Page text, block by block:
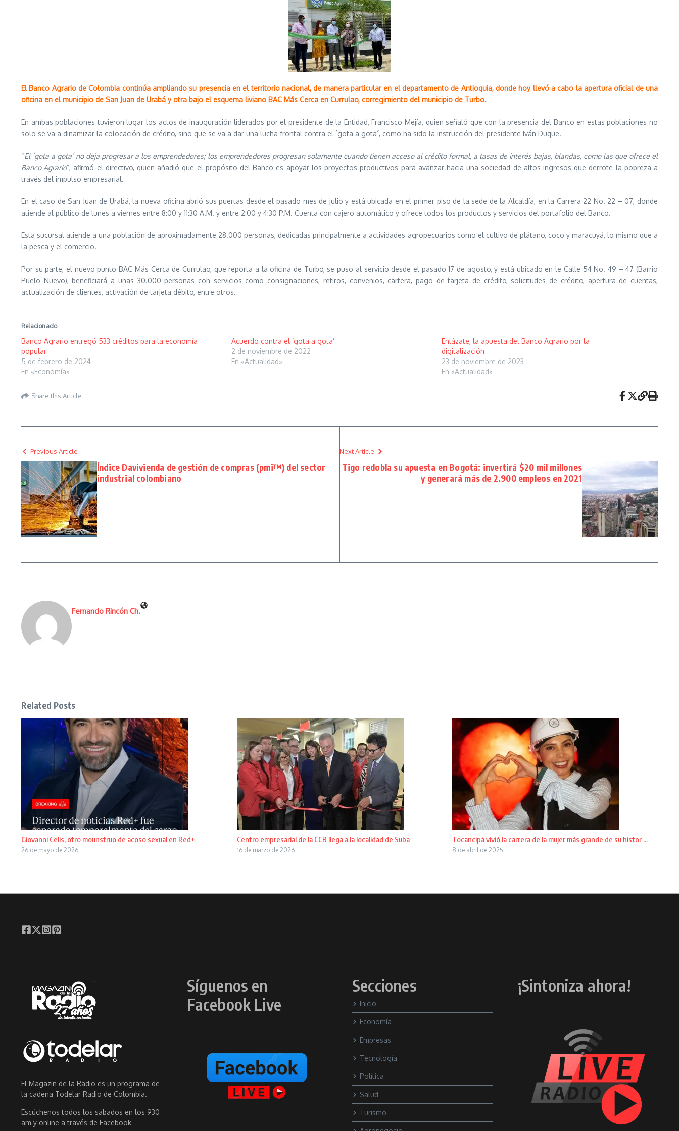
El Banco Agrario de Colombia continúa ampliando su presencia en el territorio nacional, de manera particular en el departamento de Antioquia, donde hoy llevó a cabo la apertura oficial de una
oficina en el municipio de San Juan de Urabá y otra bajo el esquema liviano BAC Más Cerca en Currulao, corregimiento del municipio de Turbo.
En ambas poblaciones tuvieron lugar los actos de inauguración liderados por el presidente de la Entidad, Francisco Mejía, quien señaló que con la presencia del Banco en estas poblaciones no
solo se va a dinamizar la colocación de crédito, sino que se va a dar una lucha frontal contra el ´gota a gota´, como ha sido la instrucción del presidente Iván Duque.
“El ´gota a gota´ no deja progresar a los emprendedores; los emprendedores progresan solamente cuando tienen acceso al crédito formal, a tasas de interés bajas, blandas, como las que ofrece el
Banco Agrario”, afirmó el directivo, quien añadió que el propósito del Banco es apoyar los proyectos productivos para avanzar hacia una sociedad de altos ingresos que derrote la pobreza a
través del impulso empresarial.
En el caso de San Juan de Urabá, la nueva oficina abrió sus puertas desde el pasado mes de julio y está ubicada en el primer piso de la sede de la Alcaldía, en la Carrera 22 No. 22 – 07, donde
atiende al público de lunes a viernes entre 8:00 y 11:30 A.M. y entre 2:00 y 4:30 P.M. Cuenta con cajero automático y ofrece todos los productos y servicios del portafolio del Banco.
Esta sucursal atiende a una población de aproximadamente 28.000 personas, dedicadas principalmente a actividades agropecuarios como el cultivo de plátano, coco y maracuyá, lo mismo que a
la pesca y el comercio.
Por su parte, el nuevo punto BAC Más Cerca de Currulao, que reporta a la oficina de Turbo, se puso al servicio desde el pasado 17 de agosto, y está ubicado en le Calle 54 No. 49 – 47 (Barrio
Puelo Nuevo), beneficiará a unas 30.000 personas con servicios como consignaciones, retiros, convenios, cartera, pago de tarjeta de crédito, solicitudes de crédito, apertura de cuentas,
actualización de clientes, activación de tarjeta débito, entre otros.
Relacionado
Banco Agrario entregó 533 créditos para la economía
popular
5 de febrero de 2024
En «Economía»
Acuerdo contra el ‘gota a gota’
2 de noviembre de 2022
En «Actualidad»
Enlázate, la apuesta del Banco Agrario por la
digitalización
23 de noviembre de 2023
En «Actualidad»
Share this Article
Previous Article
Índice Davivienda de gestión de compras (pmi™) del sector
industrial colombiano
Next Article
Tigo redobla su apuesta en Bogotá: invertirá $20 mil millones
y generará más de 2.900 empleos en 2021
Fernando Rincón Ch.
Related Posts
Giovanni Celis, otro mounstruo de acoso sexual en Red+
26 de mayo de 2026
Centro empresarial de la CCB llega a la localidad de Suba
16 de marzo de 2026
Tocancipá vivió la carrera de la mujer más grande de su histor ...
8 de abril de 2025
El Magazin de la Radio es un programa de
la cadena Todelar Radio de Colombia.
Escúchenos todos los sabados en los 930
am y online a través de Facebook
Síguenos en
Facebook Live
Secciones
Inicio
Economía
Empresas
Tecnología
Política
Salud
Turismo
¡Sintoniza ahora!